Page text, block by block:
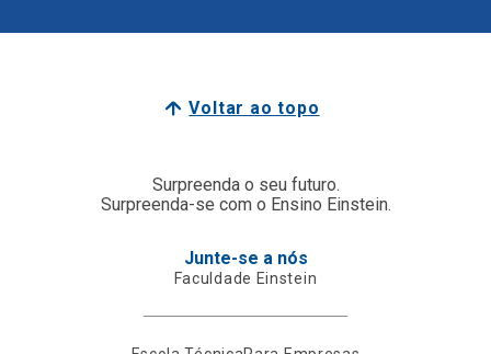
Voltar ao topo
Surpreenda o seu futuro.
Surpreenda-se com o Ensino Einstein.
Junte-se a nós
Faculdade Einstein